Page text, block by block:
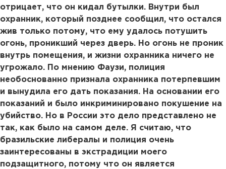
отрицает, что он кидал бутылки. Внутри был
охранник, который позднее сообщил, что остался
жив только потому, что ему удалось потушить
огонь, проникший через дверь. Но огонь не проник
внутрь помещения, и жизни охранника ничего не
угрожало. По мнению Фаузи, полиция
необоснованно признала охранника потерпевшим
и вынудила его дать показания. На основании его
показаний и было инкриминировано покушение на
убийство. Но в России это дело представлено не
так, как было на самом деле. Я считаю, что
бразильские либералы и полиция очень
заинтересованы в экстрадиции моего
подзащитного, потому что он является